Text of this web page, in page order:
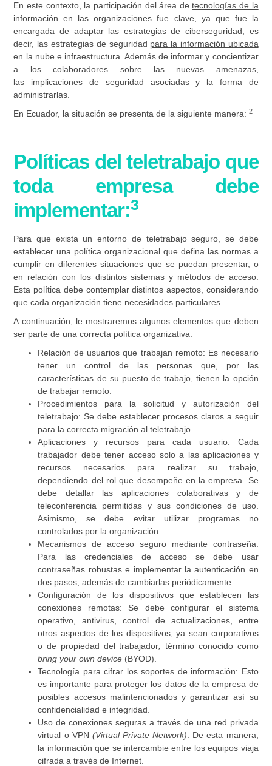
En este contexto, la participación del área detecnologías de la
información en las organizaciones fue clave, ya que fue la
encargada de adaptar las estrategias de ciberseguridad, es
decir, las estrategias de seguridad para la información ubicada
en la nube e infraestructura. Además de informar y concientizar
a los colaboradores sobre las nuevas amenazas,
las implicaciones de seguridad asociadas y la forma de
administrarlas.
En Ecuador, la situación se presenta de la siguiente manera:2
Políticas del teletrabajo que
toda empresa debe
implementar:3
Para que exista un entorno de teletrabajo seguro, se debe
establecer una política organizacional que defina las normas a
cumplir en diferentes situaciones que se puedan presentar, o
en relación con los distintos sistemas y métodos de acceso.
Esta política debe contemplar distintos aspectos, considerando
que cada organización tiene necesidades particulares.
A continuación, le mostraremos algunos elementos que deben
ser parte de una correcta política organizativa:
Relación de usuarios que trabajan remoto: Es necesario
tener un control de las personas que, por las
características de su puesto de trabajo, tienen la opción
de trabajar remoto.
Procedimientos para la solicitud y autorización del
teletrabajo: Se debe establecer procesos claros a seguir
para la correcta migración al teletrabajo.
Aplicaciones y recursos para cada usuario: Cada
trabajador debe tener acceso solo a las aplicaciones y
recursos necesarios para realizar su trabajo,
dependiendo del rol que desempeñe en la empresa. Se
debe detallar las aplicaciones colaborativas y de
teleconferencia permitidas y sus condiciones de uso.
Asimismo, se debe evitar utilizar programas no
controlados por la organización.
Mecanismos de acceso seguro mediante contraseña:
Para las credenciales de acceso se debe usar
contraseñas robustas e implementar la autenticación en
dos pasos, además de cambiarlas periódicamente.
Configuración de los dispositivos que establecen las
conexiones remotas: Se debe configurar el sistema
operativo, antivirus, control de actualizaciones, entre
otros aspectos de los dispositivos, ya sean corporativos
o de propiedad del trabajador ,término conocido como
bring your own device (BYOD).
Tecnología para cifrar los soportes de información: Esto
es importante para proteger los datos de la empresa de
posibles accesos malintencionados y garantizar así su
confidencialidad e integridad.
Uso de conexiones seguras a través de una red privada
virtual o VPN (Virtual Private Network): De esta manera,
la información que se intercambie entre los equipos viaja
cifrada a través de Internet.